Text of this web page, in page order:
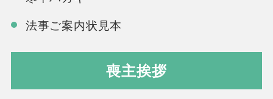
法事ご案内状見本
喪主挨拶